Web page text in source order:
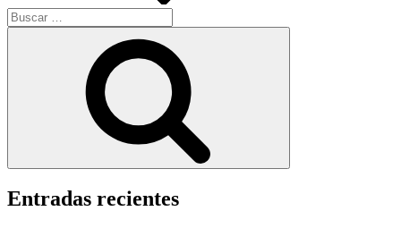
Buscar
por:
Entradas recientes